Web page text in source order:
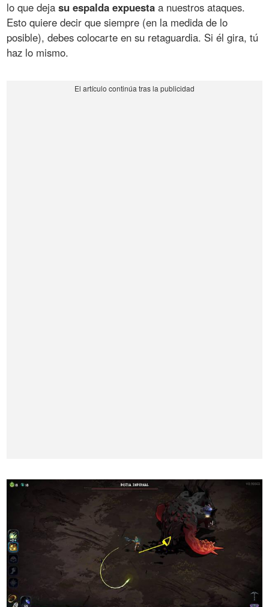
lo que dejasu espalda expuesta a nuestros ataques.
Esto quiere decir que siempre (en la medida de lo
posible), debes colocarte en su retaguardia. Si él gira, tú
haz lo mismo.